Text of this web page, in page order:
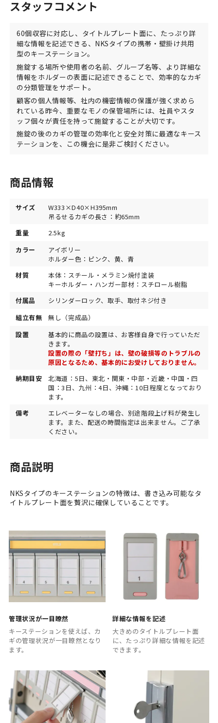
スタッフコメント
60個収容に対応し、タイトルプレート面に、たっぷり詳
細な情報を記述できる、NKSタイプの携帯・壁掛け共用
型のキーステーション。
施錠する場所や使用者の名前、グループ名等、より詳細な
情報をホルダーの表面に記述できることで、効率的なカギ
の分類管理をサポート。
顧客の個人情報等、社内の機密情報の保護が強く求めら
れている昨今、重要なモノの保管場所には、社員やスタ
ッフ個々が責任を持って施錠することが大切です。
施錠の後のカギの管理の効率化と安全対策に最適なキース
テーションを、この機会に是非ご検討ください。
商品情報
サイズ
W333×D40×H395mm
吊るせるカギの長さ：約65mm
重量
2.5kg
カラー
アイボリー
ホルダー色：ピンク、黄、青
材質
本体：スチール・メラミン焼付塗装
キーホルダー・ハンガー部材：スチロール樹脂
付属品
シリンダーロック、取手、取付ネジ付き
組立有無
無し（完成品）
設置
基本的に商品の設置は、お客様自身で行っていただ
きます。
設置の際の「壁打ち」は、壁の破損等のトラブルの
原因となるため、基本的にお受けしておりません。
納期目安
北海道：5日、東北・関東・中部・近畿・中国・四
国：3日、九州：4日、沖縄：10日程度となっており
ます。
備考
エレベーターなしの場合、別途階段上げ料が発生し
ます。また、配送の時間指定は出来ません。ご了承
ください。
商品説明
NKSタイプのキーステーションの特徴は、書き込み可能なタ
イトルプレート面を贅沢に確保していることです。
管理状況が一目瞭然
キーステーションを使えば、カ
ギの管理状況が一目瞭然となり
ます。
詳細な情報を記述
大きめのタイトルプレート面
に、たっぷり詳細な情報を記述
できます。